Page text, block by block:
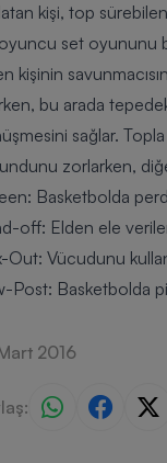
kişi, top
set oyununu
kişinin
bu arada
sağlar.
zorlarken,
Basketbolda
off: Elden ele
Out: Vücudunu
Post: Basketbolda
2016